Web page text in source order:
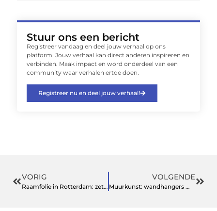
Stuur ons een bericht
Registreer vandaag en deel jouw verhaal op ons
platform. Jouw verhaal kan direct anderen inspireren en
verbinden. Maak impact en word onderdeel van een
community waar verhalen ertoe doen.
Registreer nu en deel jouw verhaal!
VORIG
Raamfolie in Rotterdam: zet uw merk op de kaart
VOLGENDE
Muurkunst: wandhangers met karakter